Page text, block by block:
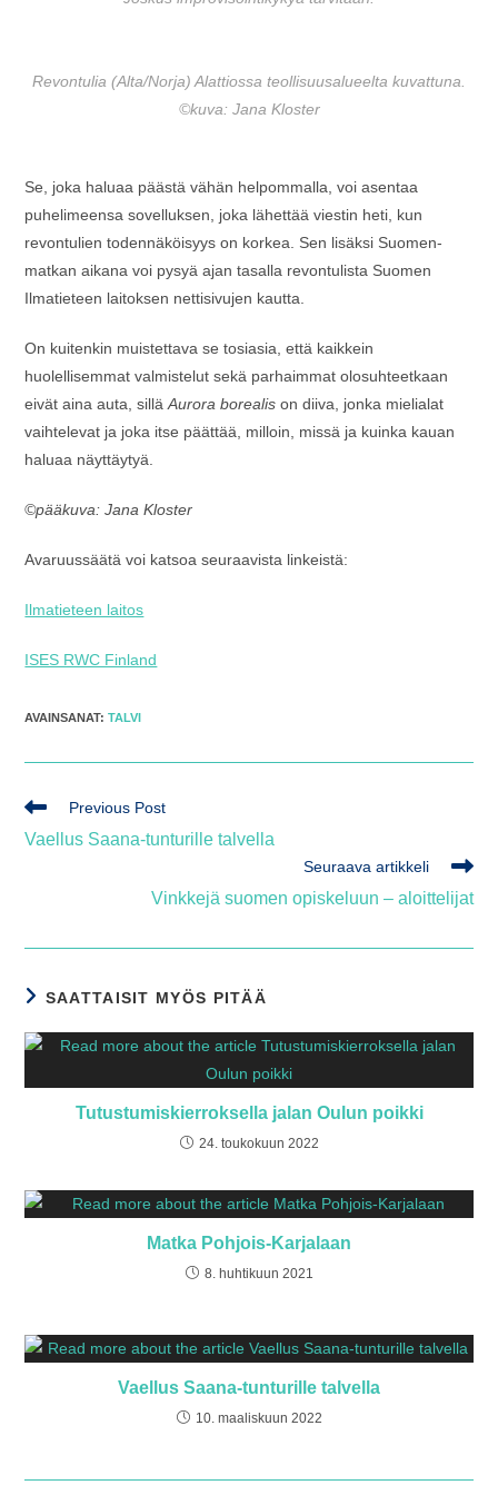
Revontulia (Alta/Norja) Alattiossa teollisuusalueelta kuvattuna.
©kuva: Jana Kloster
Se, joka haluaa päästä vähän helpommalla, voi asentaa
puhelimeensa sovelluksen, joka lähettää viestin heti, kun
revontulien todennäköisyys on korkea. Sen lisäksi Suomen-
matkan aikana voi pysyä ajan tasalla revontulista Suomen
Ilmatieteen laitoksen nettisivujen kautta.
On kuitenkin muistettava se tosiasia, että kaikkein
huolellisemmat valmistelut sekä parhaimmat olosuhteetkaan
eivät aina auta, silläAurora borealis on diiva, jonka mielialat
vaihtelevat ja joka itse päättää, milloin, missä ja kuinka kauan
haluaa näyttäytyä.
©pääkuva: Jana Kloster
Avaruussäätä voi katsoa seuraavista linkeistä:
Ilmatieteen laitos
ISES RWC Finland
AVAINSANAT:TALVI
Lue
artikkeleita
Previous Post
Vaellus Saana-tunturille talvella
Seuraava artikkeli
Vinkkejä suomen opiskeluun – aloittelijat
SAATTAISIT MYÖS PITÄÄ
Tutustumiskierroksella jalan Oulun poikki
24. toukokuun 2022
Matka Pohjois-Karjalaan
8. huhtikuun 2021
Vaellus Saana-tunturille talvella
10. maaliskuun 2022